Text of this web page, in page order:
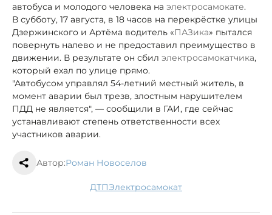
автобуса и молодого человека на электросамокате.
В субботу, 17 августа, в 18 часов на перекрёстке улицы
Дзержинского и Артёма водитель «ПАЗика» пытался
повернуть налево и не предоставил преимущество в
движении. В результате он сбил электросамокатчика,
который ехал по улице прямо.
"Автобусом управлял 54-летний местный житель, в
момент аварии был трезв, злостным нарушителем
ПДД не является", — сообщили в ГАИ, где сейчас
устанавливают степень ответственности всех
участников аварии.
Автор:Роман Новоселов
ДТП электросамокат